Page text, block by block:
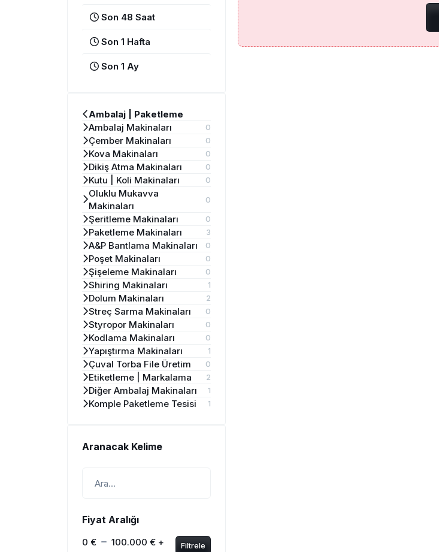
Son 48 Saat
Son 1 Hafta
Son 1 Ay
Ambalaj | Paketleme
Ambalaj Makinaları
0
Çember Makinaları 0
Kova Makinaları 0
Dikiş Atma Makinaları 0
Kutu | Koli Makinaları 0
Oluklu Mukavva
Makinaları
0
Şeritleme Makinaları 0
Paketleme Makinaları 3
A&P Bantlama Makinaları 0
Poşet Makinaları 0
Şişeleme Makinaları 0
Shiring Makinaları 1
Dolum Makinaları 2
Streç Sarma Makinaları 0
Styropor Makinaları 0
Kodlama Makinaları 0
Yapıştırma Makinaları 1
Çuval Torba File Üretim 0
Etiketleme | Markalama 2
Diğer Ambalaj Makinaları 1
Komple Paketleme Tesisi 1
Aranacak Kelime
Fiyat Aralığı
0 € 100.000 € + Filtrele